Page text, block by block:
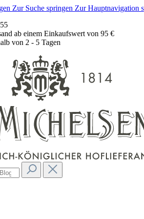
Zur Suche springen Zur Hauptnavigation
ab einem Einkaufswert von 95 €
von 2 - 5 Tagen